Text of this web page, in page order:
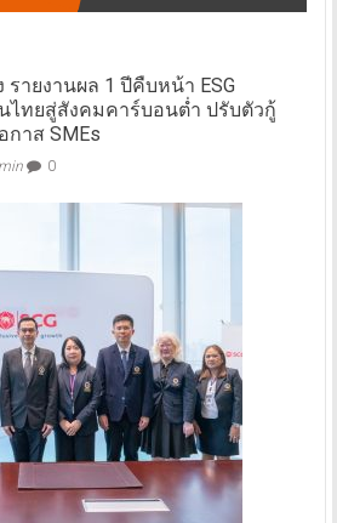
ายงานผล 1 ปีคืบหน้า ESG
นไทยสู่สังคมคาร์บอนต่ำ ปรับตัวกู้
กาส SMEs
0